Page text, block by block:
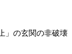
」の玄関の非破壊